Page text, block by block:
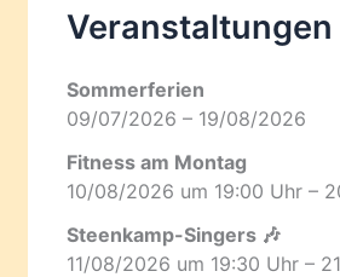
Veranstaltungen
Sommerferien
09/07/2026 – 19/08/2026
Fitness am Montag
10/08/2026 um 19:00 Uhr –
Steenkamp-Singers 🎶
11/08/2026 um 19:30 Uhr –